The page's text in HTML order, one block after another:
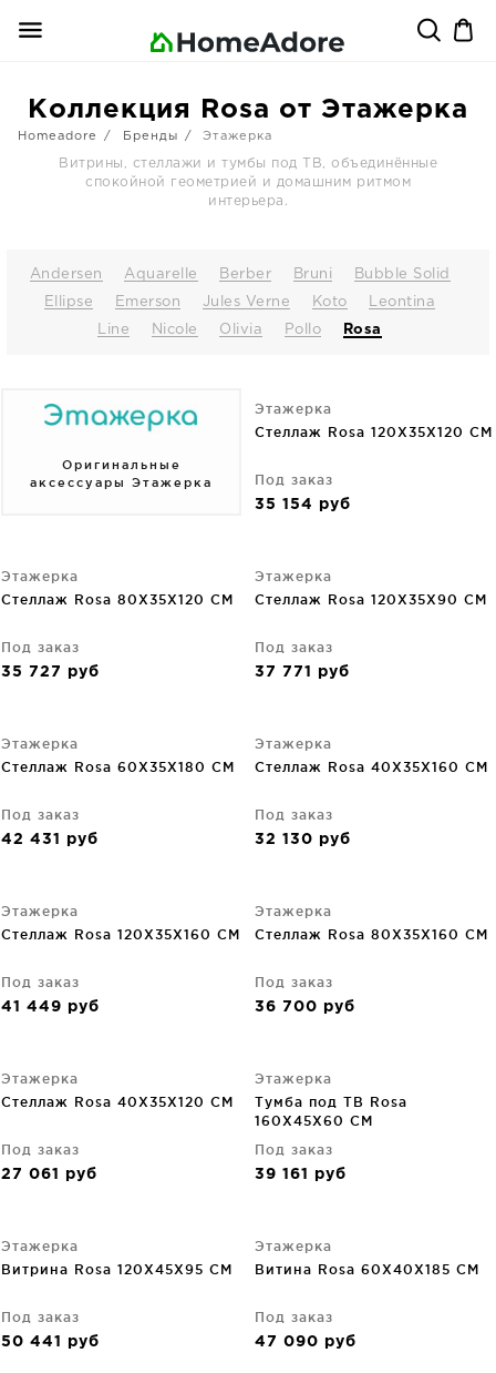
Коллекция Rosa от Этажерка
Homeadore Бренды Этажерка
Витрины, стеллажи и тумбы под ТВ, объединённые
спокойной геометрией и домашним ритмом
интерьера.
Andersen Aquarelle Berber Bruni Bubble Solid
Ellipse Emerson Jules Verne Koto Leontina
Line Nicole Olivia Pollo Rosa
Оригинальные
аксессуары Этажерка
Этажерка
Стеллаж Rosa 120X35X120 CM
Под заказ
35 154 руб
Этажерка
Стеллаж Rosa 80X35X120 CM
Под заказ
35 727 руб
Этажерка
Стеллаж Rosa 120X35X90 CM
Под заказ
37 771 руб
Этажерка
Стеллаж Rosa 60X35X180 CM
Под заказ
42 431 руб
Этажерка
Стеллаж Rosa 40X35X160 CM
Под заказ
32 130 руб
Этажерка
Стеллаж Rosa 120X35X160 CM
Под заказ
41 449 руб
Этажерка
Стеллаж Rosa 80X35X160 CM
Под заказ
36 700 руб
Этажерка
Стеллаж Rosa 40X35X120 CM
Под заказ
27 061 руб
Этажерка
Тумба под ТВ Rosa
160X45X60 CM
Под заказ
39 161 руб
Этажерка
Витрина Rosa 120X45X95 CM
Под заказ
50 441 руб
Этажерка
Витина Rosa 60X40X185 CM
Под заказ
47 090 руб